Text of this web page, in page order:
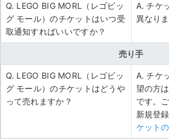
Q. LEGO BIG MORL（レゴビッ
グ モール）のチケットはいつ受
取通知すればいいですか？
A. チケ
異なり
売り手
Q. LEGO BIG MORL（レゴビッ
グ モール）のチケットはどうや
って売れますか？
A. チケ
望の方
です。
新規登
ケット